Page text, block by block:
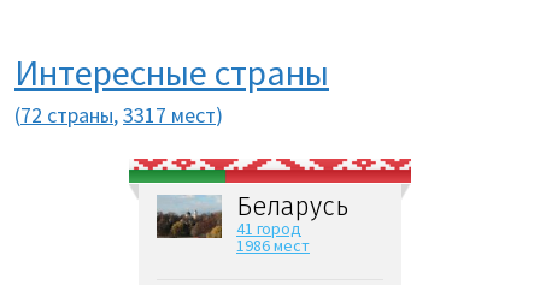
Интересные страны
(72 страны,3317 мест)
Беларусь
41 город
1986 мест